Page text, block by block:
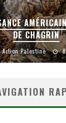
DE CHAGRIN
Action Palestine